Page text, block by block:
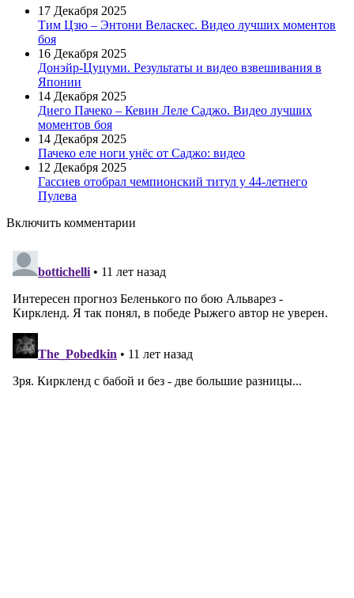
17 Декабря 2025
Тим Цзю – Энтони Веласкес. Видео лучших моментов
боя
16 Декабря 2025
Донэйр-Цуцуми. Результаты и видео взвешивания в
Японии
14 Декабря 2025
Диего Пачеко – Кевин Леле Саджо. Видео лучших
моментов боя
14 Декабря 2025
Пачеко еле ноги унёс от Саджо: видео
12 Декабря 2025
Гассиев отобрал чемпионский титул у 44-летнего
Пулева
Включить комментарии